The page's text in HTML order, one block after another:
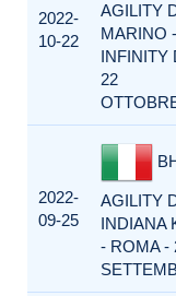
2022-
10-22
AGILITY
MARINO -
INFINITY
22
2022-
09-25
AGILITY
INDIANA
- ROMA -